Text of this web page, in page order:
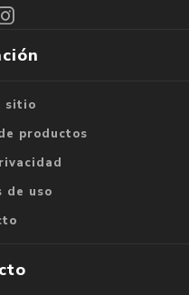
sitio
productos
de uso